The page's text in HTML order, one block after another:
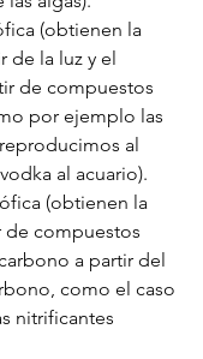
(obtienen la
de la luz y el
de compuestos
por ejemplo las
al
al acuario).
(obtienen la
de compuestos
a partir del
como el caso
nitrificantes